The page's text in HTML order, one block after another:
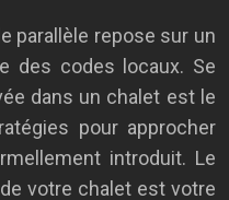
parallèle repose sur un
des codes locaux. Se
dans un chalet est le
pour approcher
introduit. Le
votre chalet est votre